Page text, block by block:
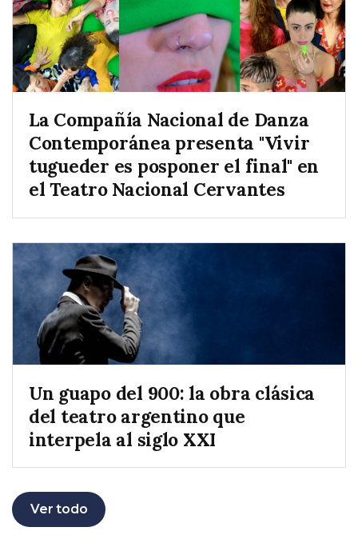
La Compañía Nacional de Danza
Contemporánea presenta "Vivir
tugueder es posponer el final" en
el Teatro Nacional Cervantes
Un guapo del 900: la obra clásica
del teatro argentino que
interpela al siglo XXI
Ver todo